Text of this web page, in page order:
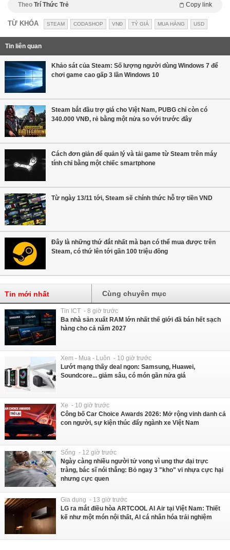
Theo Trí Thức Trẻ Copy link
TỪ KHÓA STEAM CODASHOP VNĐ TỶ GIÁ MUA HÀNG USD
Tin liên quan
Khảo sát của Steam: Số lượng người dùng Windows 7 để
chơi game cao gấp 3 lần Windows 10
Steam bắt đầu trợ giá cho Việt Nam, PUBG chỉ còn có
340.000 VNĐ, rẻ bằng một nửa so với trước đây
Cách đơn giản để quản lý và tải game từ Steam trên máy
tính chỉ bằng một chiếc smartphone
Từ ngày 13/11 tới, Steam sẽ chính thức hỗ trợ tiền VND
Đây là những thứ đắt nhất mà bạn có thể mua được trên
Steam, có thứ lên tới gần 100 triệu đồng
Tin mới nhất Cùng chuyên mục
Tin ICT - 8 giờ trước
Ba nhà sản xuất RAM lớn nhất thế giới đã bán hết sạch
hàng cho cả năm 2027
Xem - Mua - Luôn - 10 giờ trước
Lướt mạng thấy deal ngon: Samsung, Huawei,
Soundcore... giảm sâu, có món gần nửa giá
Xe - 10 giờ trước
Công bố Car Choice Awards 2026: Mở rộng vinh danh cả
con người, sự kiện thúc đẩy ngành xe Việt Nam
Sống - 12 giờ trước
Ngày càng nhiều người tử vong vì ung thư đại trực
tràng, bác sĩ nói thẳng: Bỏ ngay 3 "kho" vi nhựa cực hại
nhưng cực quen
Gia dụng - 13 giờ trước
LG ra mắt điều hòa ARTCOOL AI Air tại Việt Nam: Thiết
kế như một món nội thất, AI cá nhân hóa trải nghiệm